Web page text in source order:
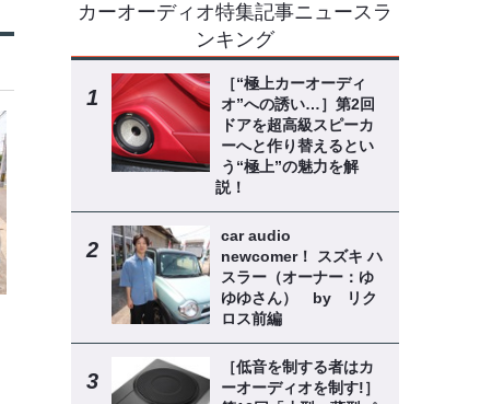
カーオーディオ特集記事ニュースラ
ンキング
［“極上カーオーディ
オ”への誘い…］第2回
ドアを超高級スピーカ
ーへと作り替えるとい
う“極上”の魅力を解
説！
car audio
newcomer！ スズキ ハ
スラー（オーナー：ゆ
ゆゆさん） by リク
ロス前編
［低音を制する者はカ
ーオーディオを制す!］